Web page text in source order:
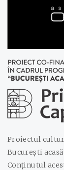
Proiectul
București acasă
Conținutul